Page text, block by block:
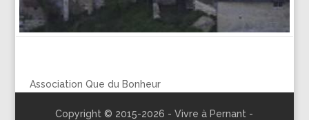
Association Que du Bonheur
Copyright © 2015-2026 - Vivre à Pernant -